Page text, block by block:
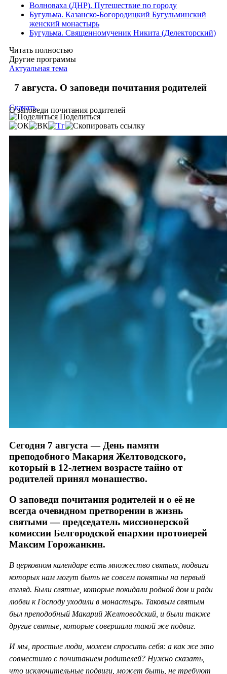
Волноваха (ДНР). Путешествие по городу
Бугульма. Казанско-Богородицкий Бугульминский
женский монастырь
Бугульма. Священномученик Никита (Делекторский)
Читать полностью
Другие программы
Актуальная тема
7 августа. О заповеди почитания родителей
О заповеди почитания родителей
Скачать
Поделиться
Сегодня 7 августа — День памяти
преподобного Макария Желтоводского,
который в 12-летнем возрасте тайно от
родителей принял монашество.
О заповеди почитания родителей и о её не
всегда очевидном претворении в жизнь
святыми — председатель миссионерской
комиссии Белгородской епархии протоиерей
Максим Горожанкин.
В церковном календаре есть множество святых, подвиги
которых нам могут быть не совсем понятны на первый
взгляд. Были святые, которые покидали родной дом и ради
любви к Господу уходили в монастырь. Таковым святым
был преподобный Макарий Желтоводский, и были также
другие святые, которые совершали такой же подвиг.
И мы, простые люди, можем спросить себя: а как же это
совместимо с почитанием родителей? Нужно сказать,
что исключительные подвиги, может быть, не требуют